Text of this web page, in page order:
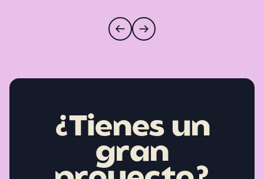
¿Tienes un
gran